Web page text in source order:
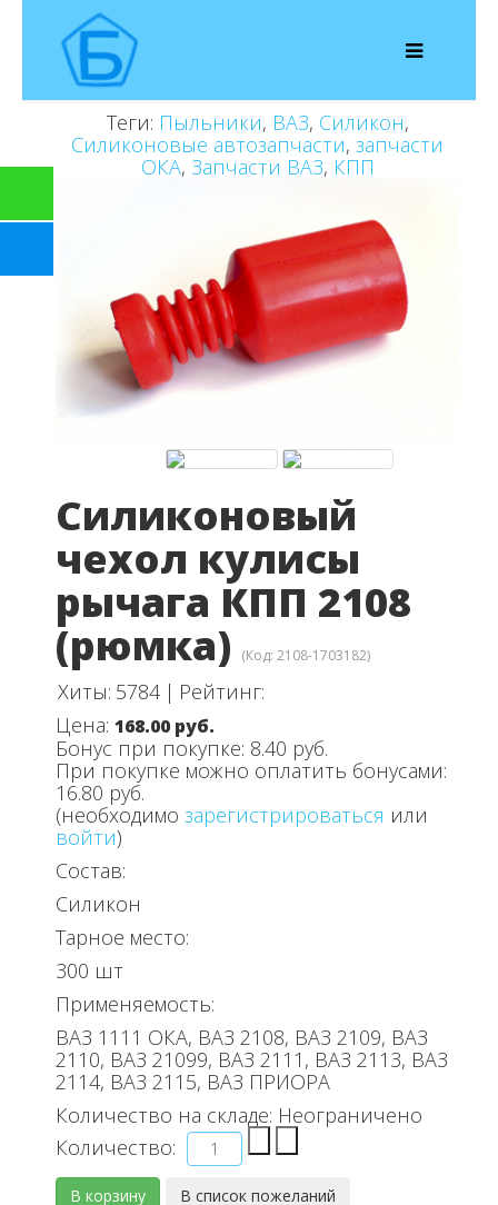
Теги: Пыльники, ВАЗ, Силикон,
Силиконовые автозапчасти, запчасти
ОКА, Запчасти ВАЗ, КПП
Силиконовый
чехол кулисы
рычага КПП 2108
(рюмка) (Код: 2108-1703182)
Хиты: 5784 | Рейтинг:
Цена: 168.00 руб.
Бонус при покупке: 8.40 руб.
При покупке можно оплатить бонусами:
16.80 руб.
(необходимо зарегистрироваться или
войти)
Состав:
Силикон
Тарное место:
300 шт
Применяемость:
ВАЗ 1111 ОКА, ВАЗ 2108, ВАЗ 2109, ВАЗ
2110, ВАЗ 21099, ВАЗ 2111, ВАЗ 2113, ВАЗ
2114, ВАЗ 2115, ВАЗ ПРИОРА
Количество на складе: Неограничено
Количество: